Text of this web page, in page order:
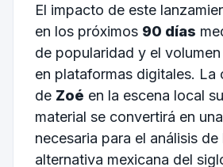
El impacto de este
en los próximos 90 días
de popularidad y el
en plataformas digitales. La
de Zoé en la escena local
material se convertirá en
necesaria para el análisis de
alternativa mexicana del